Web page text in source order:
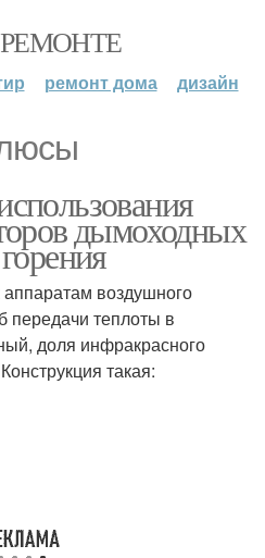
ремонт дома дизайн
дымоходных
аппаратам воздушного
передачи теплоты в
доля инфракрасного
такая: